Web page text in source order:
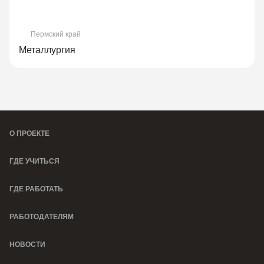
Пермский край
Металлургия
О ПРОЕКТЕ
ГДЕ УЧИТЬСЯ
ГДЕ РАБОТАТЬ
РАБОТОДАТЕЛЯМ
НОВОСТИ